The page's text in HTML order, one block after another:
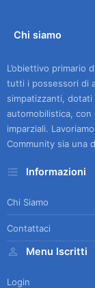
Chi siamo
L’obiettivo primario
tutti i possessori di
simpatizzanti,
automobilistica,
imparziali.
Community sia una
Informazioni
Chi Siamo
Contattaci
Menu Iscritti
Login